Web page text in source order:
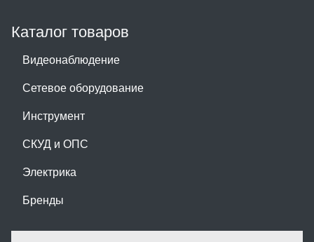
Каталог товаров
Видеонаблюдение
Сетевое оборудование
Инструмент
СКУД и ОПС
Электрика
Бренды